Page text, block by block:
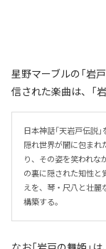
星野マーブルの「岩
信された楽曲は、「
日本神話「天岩戸伝説
隠れ世界が闇に包まれ
り、その姿を笑われな
の裏に隠された知性と
えを、琴・尺八と壮麗
構築する。